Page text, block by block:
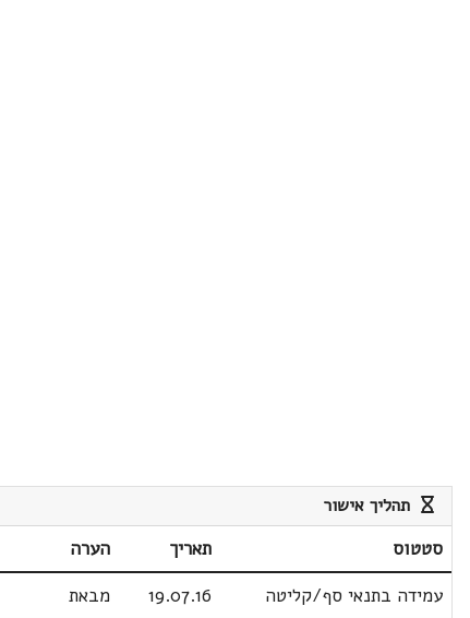
תהליך אישור
סטטוס תאריך
הערה
עמידה בתנאי סף/קליטה
19.07.16
מבאת